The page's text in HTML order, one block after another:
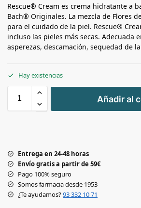
Rescue® Cream es crema hidratante a
Bach® Originales. La mezcla de Flores
para el cuidado de la piel. Rescue®
incluso las pieles más secas. Adecuada
asperezas, descamación, sequedad de
Hay existencias
+
-
Añadir al
Entrega en 24-48 horas
Envío gratis a partir de 59€
Pago 100% seguro
Somos farmacia desde 1953
¿Te ayudamos?93 332 10 71